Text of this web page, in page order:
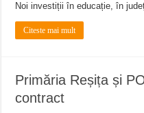
Noi investiții în educație, în
Citeste mai mult
Primăria Reșița și
contract